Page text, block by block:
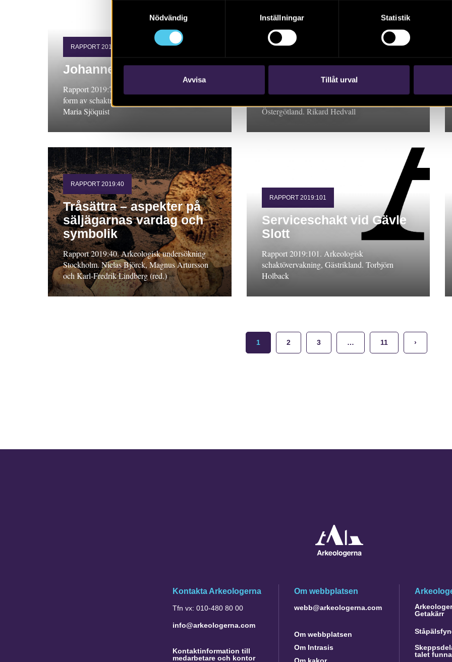
Nödvändig
Inställningar Statistik
Avvisa Tillåt urval
RAPPORT 2019:74
Johannesborgsparken
Rapport 2019:74. Arkeologisk undersökning i
form av schaktningsövervakning, Östergötland.
Maria Sjöquist
RAPPORT 2019:130
ledningsgrävning för ny
Östergötland. Rikard Hedvall
RAPPORT 2019:40
Tråsättra – aspekter på
säljägarnas vardag och
symbolik
Rapport 2019:40. Arkeologisk undersökning
Stockholm. Niclas Björck, Magnus Artursson
och Karl-Fredrik Lindberg (red.)
RAPPORT 2019:101
Serviceschakt vid Gävle
Slott
Rapport 2019:101. Arkeologisk
schaktövervakning, Gästrikland. Torbjörn
Holback
1 2 3 … 11 ›
Kontakta Arkeologerna
Tfn vx: 010-480 80 00
info@arkeologerna.com
Kontaktinformation till
medarbetare och kontor
Om webbplatsen
webb@arkeologerna.com
Om webbplatsen
Om Intrasis
Getakärr
talet